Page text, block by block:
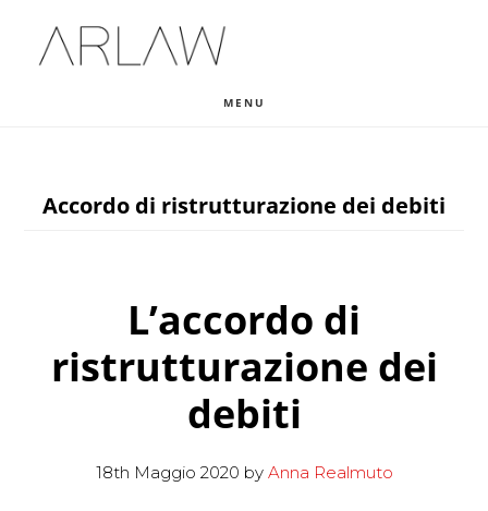
MENU
Accordo di ristrutturazione dei debiti
L’accordo di
ristrutturazione dei
debiti
18th Maggio 2020 by Anna Realmuto